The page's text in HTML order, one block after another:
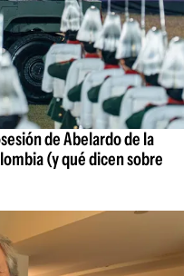
de Abelardo de la
(y qué dicen sobre